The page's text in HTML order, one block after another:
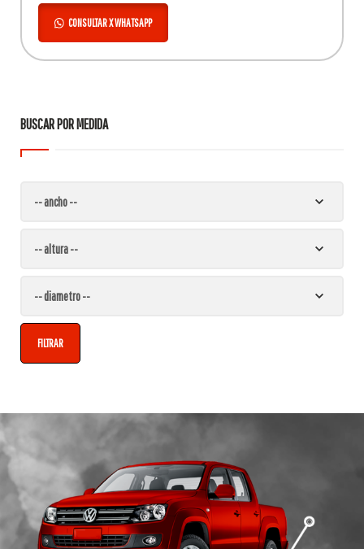
CONSULTAR X WHATSAPP
BUSCAR POR MEDIDA
FILTRAR